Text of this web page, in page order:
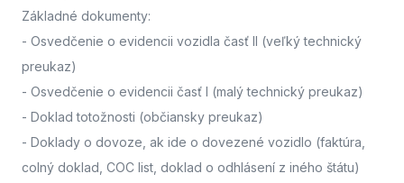
Základné dokumenty:
- Osvedčenie o evidencii vozidla časť II (veľký technický
preukaz)
- Osvedčenie o evidencii časť I (malý technický preukaz)
- Doklad totožnosti (občiansky preukaz)
- Doklady o dovoze, ak ide o dovezené vozidlo (faktúra,
colný doklad, COC list, doklad o odhlásení z iného štátu)